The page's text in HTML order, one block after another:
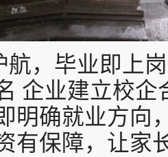
，毕业即上岗
企业建立校
明确就业方向
有保障，让家